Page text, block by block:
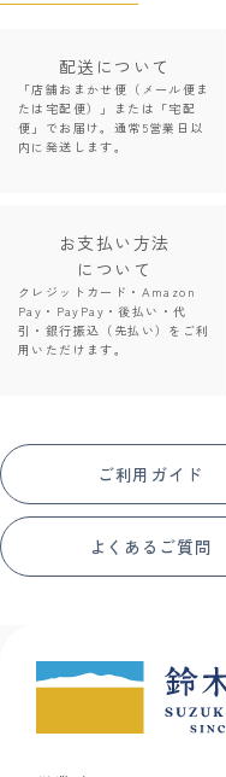
配送について
「店舗おまかせ便（メール便ま
たは宅配便）」または「宅配
便」でお届け。通常5営業日以
内に発送します。
お支払い方法
について
クレジットカード・Amazon
Pay・PayPay・後払い・代
引・銀行振込（先払い）をご利
用いただけます。
ご利用ガイド
よくあるご質問